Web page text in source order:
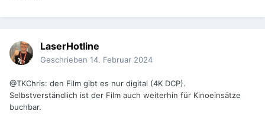
LaserHotline
Geschrieben 14. Februar 2024
@TKChris: den Film gibt es nur digital (4K DCP).
Selbstverständlich ist der Film auch weiterhin für Kinoeinsätze
buchbar.